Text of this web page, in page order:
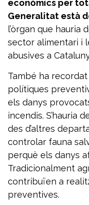
econòmics per
Generalitat està
l’òrgan que hauria
sector alimentari i
abusives a
També ha
polítiques
els danys
incendis. S’hauria
des d’altres
controlar fauna
perquè els danys
Tradicionalment
contribuïen a
preventives.